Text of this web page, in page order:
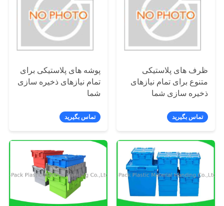
کنترل
کیفیت
تماس
بگیرید
درخواست
قول
پوشه های پلاستیکی برای
تمام نیازهای ذخیره سازی
شما
تماس بگیرید
ظرف های پلاستیکی
متنوع برای تمام نیازهای
ذخیره سازی شما
تماس بگیرید